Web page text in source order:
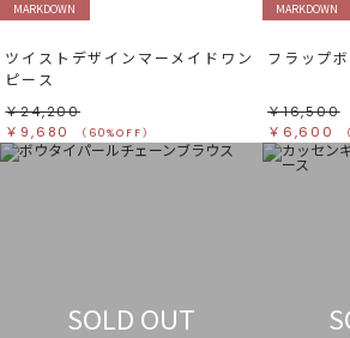
MARKDOWN
ツイストデザインマーメイドワン
ピース
￥24,200
￥9,680
（60%OFF）
MARKDOWN
フラップ
￥16,500
￥6,600
SOLD OUT